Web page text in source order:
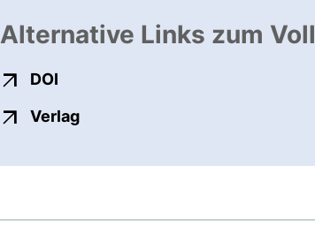
Alternative Links zum
DOI
Verlagexterner Link, öffnet neues